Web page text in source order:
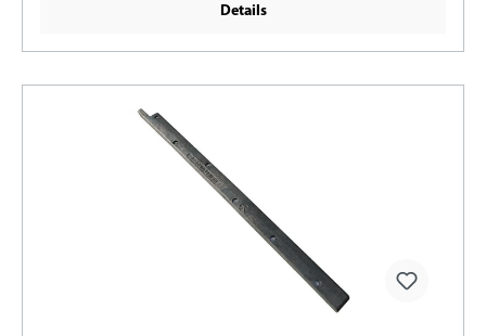
Details